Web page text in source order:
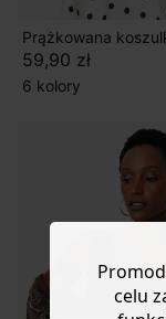
Prążkowana
59,90 zł
6 kolory
celu